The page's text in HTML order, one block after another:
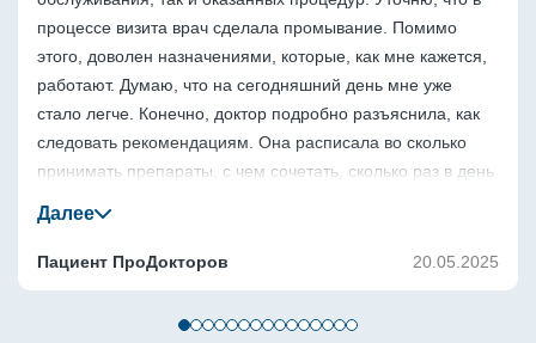
процессе визита врач сделала промывание. Помимо
этого, доволен назначениями, которые, как мне кажется,
работают. Думаю, что на сегодняшний день мне уже
стало легче. Конечно, доктор подробно разъяснила, как
следовать рекомендациям. Она расписала во сколько
принимать препараты, с чем сочетать, сколько раз в день
врач полностью опросила о жалобах и осмотрела. Уже
посетил её вторично, и доктор проверила динамику.
Пациент ПроДокторов 20.05.2025